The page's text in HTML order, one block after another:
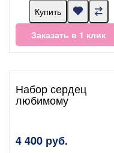
Купить
Заказать в 1 клик
Набор сердец
любимому
4 400 руб.